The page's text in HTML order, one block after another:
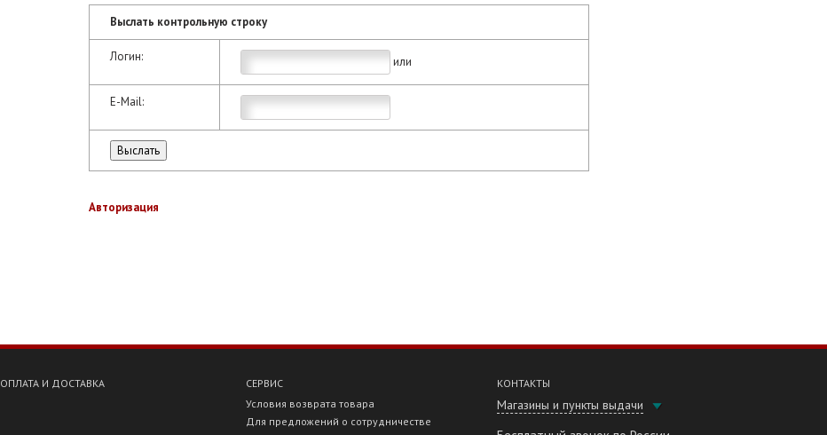
Выслать контрольную строку
Логин: или
E-Mail:
Авторизация
КОНТАКТЫ
Магазины и пункты выдачи
ОПЛАТА И ДОСТАВКА
СЕРВИС
Условия возврата товара
Для предложений о сотрудничестве